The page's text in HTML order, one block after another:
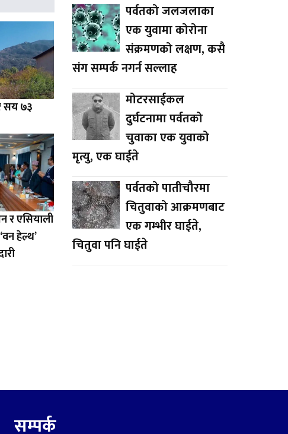
सय ७३
र एसियाली
हेल्थ’
पर्वतको जलजलाका
एक युवामा कोरोना
संक्रमणको लक्षण, कसै
संग सम्पर्क नगर्न सल्लाह
मोटरसाईकल
दुर्घटनामा पर्वतको
चुवाका एक युवाको
मृत्यु, एक घाईते
पर्वतको पातीचौरमा
चितुवाको आक्रमणबाट
एक गम्भीर घाईते,
चितुवा पनि घाईते
सम्पर्क